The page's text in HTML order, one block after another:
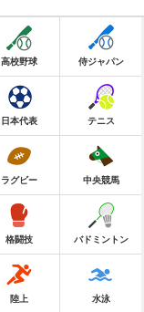
高校野球 侍ジャパン
日本代表 テニス
ラグビー 中央競馬
格闘技 バドミントン
陸上 水泳